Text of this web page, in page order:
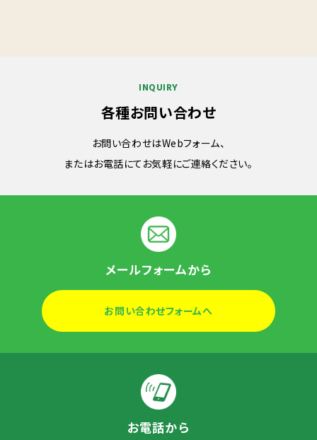
INQUIRY
各種お問い合わせ
お問い合わせはWebフォーム、
またはお電話にてお気軽にご連絡ください。
メールフォームから
お問い合わせフォームへ
お電話から